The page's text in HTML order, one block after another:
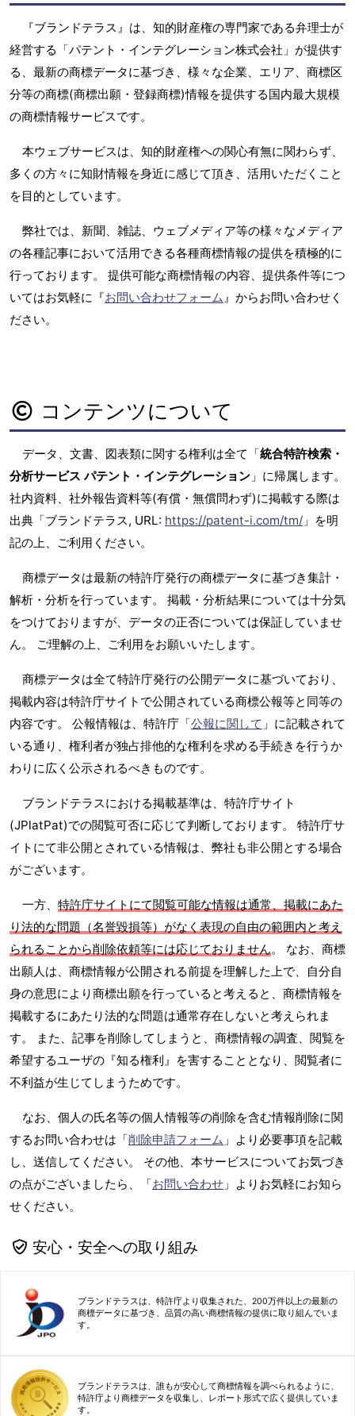
『ブランドテラス』は、知的財産権の専門家である弁理士が
経営する「パテント・インテグレーション株式会社」が提供す
る、最新の商標データに基づき、様々な企業、エリア、商標区
分等の商標(商標出願・登録商標)情報を提供する国内最大規模
の商標情報サービスです。
本ウェブサービスは、知的財産権への関心有無に関わらず、
多くの方々に知財情報を身近に感じて頂き、活用いただくこと
を目的としています。
弊社では、新聞、雑誌、ウェブメディア等の様々なメディア
の各種記事において活用できる各種商標情報の提供を積極的に
行っております。 提供可能な商標情報の内容、提供条件等につ
いてはお気軽に『お問い合わせフォーム』からお問い合わせく
ださい。
コンテンツについて
データ、文書、図表類に関する権利は全て「統合特許検索・
分析サービス パテント・インテグレーション 」に帰属します。
社内資料、社外報告資料等(有償・無償問わず)に掲載する際は
出典「ブランドテラス, URL: https://patent-i.com/tm/ 」を明
記の上、ご利用ください。
商標データは最新の特許庁発行の商標データに基づき集計・
解析・分析を行っています。 掲載・分析結果については十分気
をつけておりますが、データの正否については保証していませ
ん。 ご理解の上、ご利用をお願いいたします。
商標データは全て特許庁発行の公開データに基づいており、
掲載内容は特許庁サイトで公開されている商標公報等と同等の
内容です。 公報情報は、特許庁「公報に関して 」に記載されて
いる通り、権利者が独占排他的な権利を求める手続きを行うか
わりに広く公示されるべきものです。
ブランドテラスにおける掲載基準は、特許庁サイト
(JPlatPat)での閲覧可否に応じて判断しております。 特許庁サ
イトにて非公開とされている情報は、弊社も非公開とする場合
がございます。
一方、 特許庁サイトにて閲覧可能な情報は通常、掲載にあた
り法的な問題（名誉毀損等）がなく表現の自由の範囲内と考え
られることから削除依頼等には応じておりません。 なお、商標
出願人は、商標情報が公開される前提を理解した上で、自分自
身の意思により商標出願を行っていると考えると、商標情報を
掲載するにあたり法的な問題は通常存在しないと考えられま
す。 また、記事を削除してしまうと、商標情報の調査、閲覧を
希望するユーザの『知る権利』を害することとなり、閲覧者に
不利益が生じてしまうためです。
なお、個人の氏名等の個人情報等の削除を含む情報削除に関
するお問い合わせは「削除申請フォーム 」より必要事項を記載
し、送信してください。 その他、本サービスについてお気づき
の点がございましたら、「お問い合わせ 」よりお気軽にお知ら
せください。
安心・安全への取り組み
ブランドテラスは、特許庁より収集された、200万件以上の最新の
商標データに基づき、品質の高い商標情報の提供に取り組んでいま
す。
ブランドテラスは、誰もが安心して商標情報を調べられるように、
特許庁より商標データを収集し、レポート形式で広く提供していま
す。